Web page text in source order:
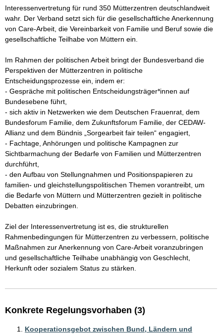
Interessenvertretung für rund 350 Mütterzentren deutschlandweit
wahr. Der Verband setzt sich für die gesellschaftliche Anerkennung
von Care-Arbeit, die Vereinbarkeit von Familie und Beruf sowie die
gesellschaftliche Teilhabe von Müttern ein.
Im Rahmen der politischen Arbeit bringt der Bundesverband die
Perspektiven der Mütterzentren in politische
Entscheidungsprozesse ein, indem er:
- Gespräche mit politischen Entscheidungsträger*innen auf
Bundesebene führt,
- sich aktiv in Netzwerken wie dem Deutschen Frauenrat, dem
Bundesforum Familie, dem Zukunftsforum Familie, der CEDAW-
Allianz und dem Bündnis „Sorgearbeit fair teilen“ engagiert,
- Fachtage, Anhörungen und politische Kampagnen zur
Sichtbarmachung der Bedarfe von Familien und Mütterzentren
durchführt,
- den Aufbau von Stellungnahmen und Positionspapieren zu
familien- und gleichstellungspolitischen Themen vorantreibt, um
die Bedarfe von Müttern und Mütterzentren gezielt in politische
Debatten einzubringen.
Ziel der Interessenvertretung ist es, die strukturellen
Rahmenbedingungen für Mütterzentren zu verbessern, politische
Maßnahmen zur Anerkennung von Care-Arbeit voranzubringen
und gesellschaftliche Teilhabe unabhängig von Geschlecht,
Herkunft oder sozialem Status zu stärken.
Konkrete Regelungsvorhaben (3)
Kooperationsgebot zwischen Bund, Ländern und